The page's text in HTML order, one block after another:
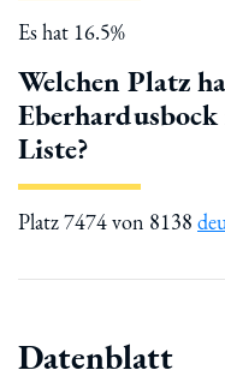
Es hat 16.5%
Welchen Platz
Liste?
Platz 7474 von 8138
Datenblatt